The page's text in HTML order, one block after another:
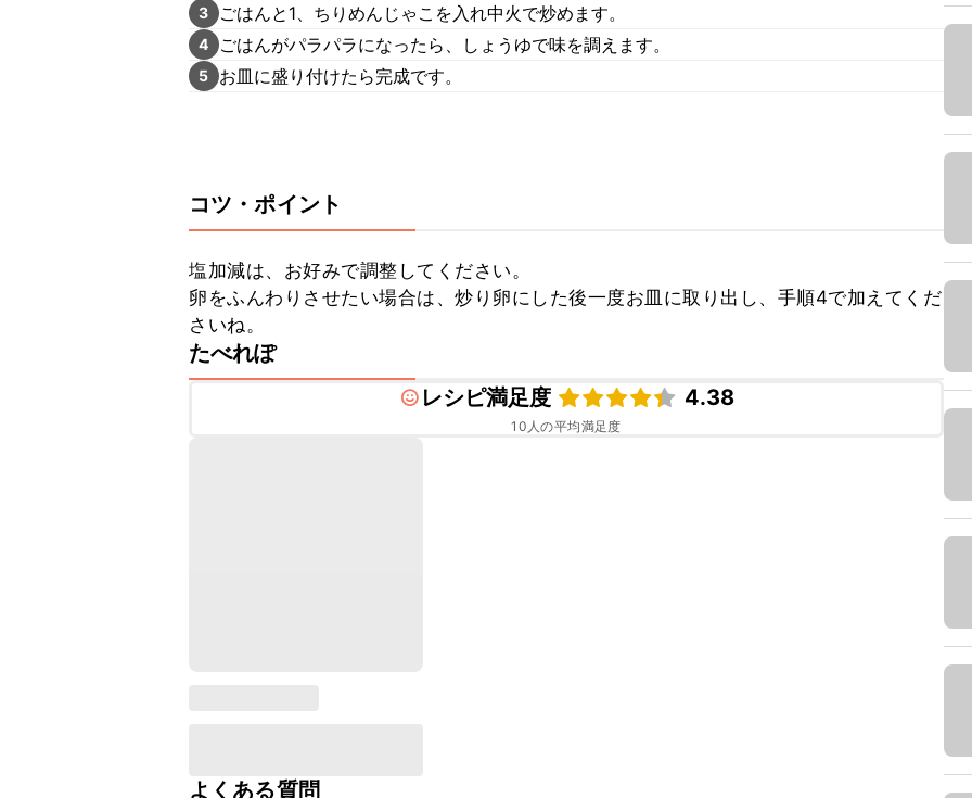
3 ごはんと1、ちりめんじゃこを入れ中火で炒めます。
4 ごはんがパラパラになったら、しょうゆで味を調えます。
5 お皿に盛り付けたら完成です。
コツ・ポイント
塩加減は、お好みで調整してください。
卵をふんわりさせたい場合は、炒り卵にした後一度お皿に取り出し、手順4で加えてくだ
さいね。
たべれぽ
レシピ満足度
4.38
10 人の平均満足度
よくある質問